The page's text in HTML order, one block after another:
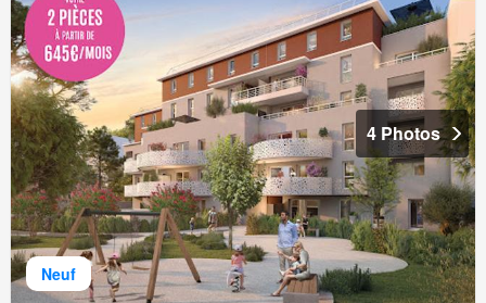
Neuf
4 Photos